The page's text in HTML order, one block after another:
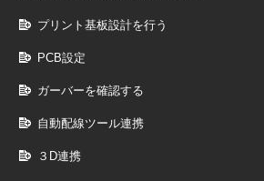
プリント基板設計を行う
PCB設定
ガーバーを確認する
自動配線ツール連携
３D連携